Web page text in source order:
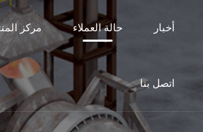
مركز حالة العملاء أخبار
اتصل بنا